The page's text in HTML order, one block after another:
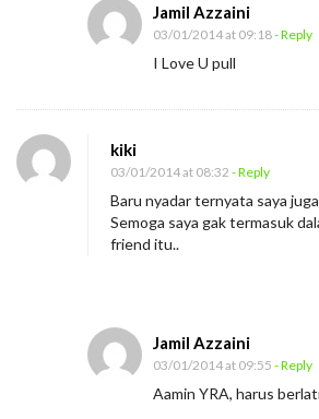
Jamil Azzaini
03/01/2014 at 09:18- Reply
I Love U pull
kiki
03/01/2014 at 08:32 - Reply
Baru nyadar ternyata saya
Semoga saya gak termasuk
friend itu..
Jamil Azzaini
03/01/2014 at 09:55 - Reply
Aamin YRA, harus